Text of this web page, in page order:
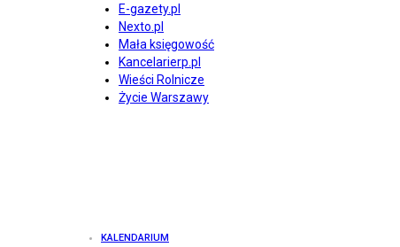
E-gazety.pl
Nexto.pl
Mała księgowość
Kancelarierp.pl
Wieści Rolnicze
Życie Warszawy
KALENDARIUM